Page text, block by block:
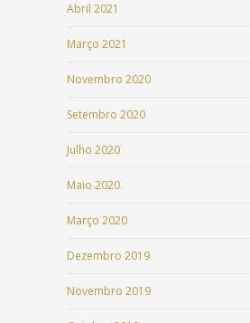
Abril 2021
Março 2021
Novembro 2020
Setembro 2020
Julho 2020
Maio 2020
Março 2020
Dezembro 2019
Novembro 2019